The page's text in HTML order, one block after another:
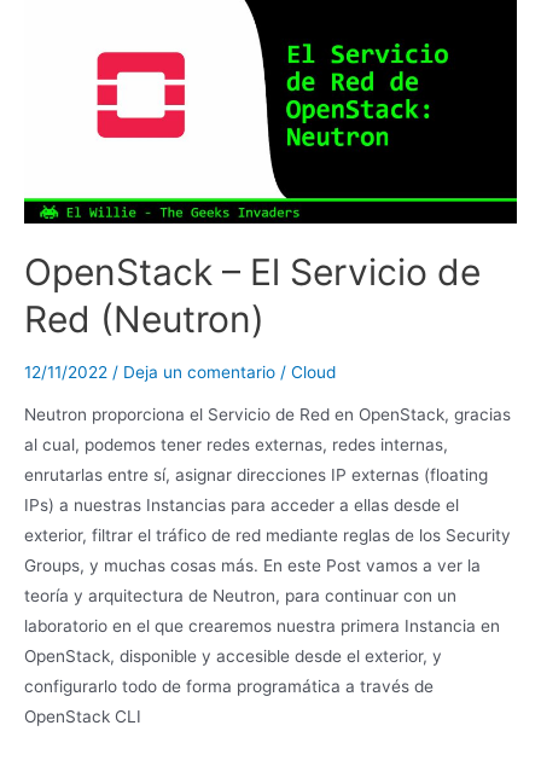
OpenStack – El Servicio de
Red (Neutron)
12/11/2022 / Deja un comentario / Cloud
Neutron proporciona el Servicio de Red en OpenStack, gracias
al cual, podemos tener redes externas, redes internas,
enrutarlas entre sí, asignar direcciones IP externas (floating
IPs) a nuestras Instancias para acceder a ellas desde el
exterior, filtrar el tráfico de red mediante reglas de los Security
Groups, y muchas cosas más. En este Post vamos a ver la
teoría y arquitectura de Neutron, para continuar con un
laboratorio en el que crearemos nuestra primera Instancia en
OpenStack, disponible y accesible desde el exterior, y
configurarlo todo de forma programática a través de
OpenStack CLI